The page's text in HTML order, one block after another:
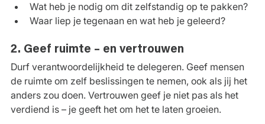
Wat heb je nodig om dit zelfstandig op te pakken?
Waar liep je tegenaan en wat heb je geleerd?
2. Geef ruimte – en vertrouwen
Durf verantwoordelijkheid te delegeren. Geef mensen
de ruimte om zelf beslissingen te nemen, ook als jij het
anders zou doen. Vertrouwen geef je niet pas als het
verdiend is – je geeft het om het te laten groeien.